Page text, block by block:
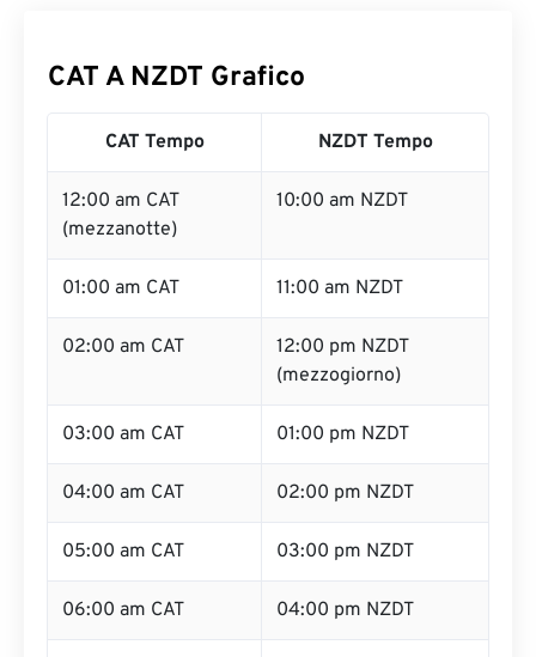
CAT A NZDT Grafico
CAT Tempo NZDT Tempo
12:00 am CAT
(mezzanotte)
10:00 am NZDT
01:00 am CAT 11:00 am NZDT
02:00 am CAT
12:00 pm NZDT
(mezzogiorno)
03:00 am CAT 01:00 pm NZDT
04:00 am CAT 02:00 pm NZDT
05:00 am CAT 03:00 pm NZDT
06:00 am CAT 04:00 pm NZDT